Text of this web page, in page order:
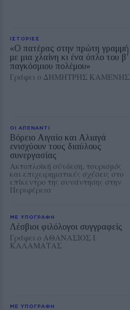
ΙΣΤΟΡΙΕΣ
«Ο πατέρας στην πρώτη γραμμή
με μια χλαίνη κι ένα όπλο του β’
παγκόσμιου πολέμου»
Γράφει ο ΔΗΜΗΤΡΗΣ ΚΑΜΕΝΗΣ
ΟΙ ΑΠΕΝΑΝΤΙ
Βόρειο Αιγαίο και Αλιαγά
ενισχύουν τους διαύλους
συνεργασίας
Ακτοπλοϊκή σύνδεση, τουρισμός
και επιχειρηματικές σχέσεις στο
επίκεντρο της συνάντησης στην
Περιφέρεια
ΜΕ ΥΠΟΓΡΑΦΗ
Λέσβιοι φιλόλογοι συγγραφείς
Γράφει ο ΑΘΑΝΑΣΙΟΣ Ι.
ΚΑΛΑΜΑΤΑΣ
ΜΕ ΥΠΟΓΡΑΦΗ